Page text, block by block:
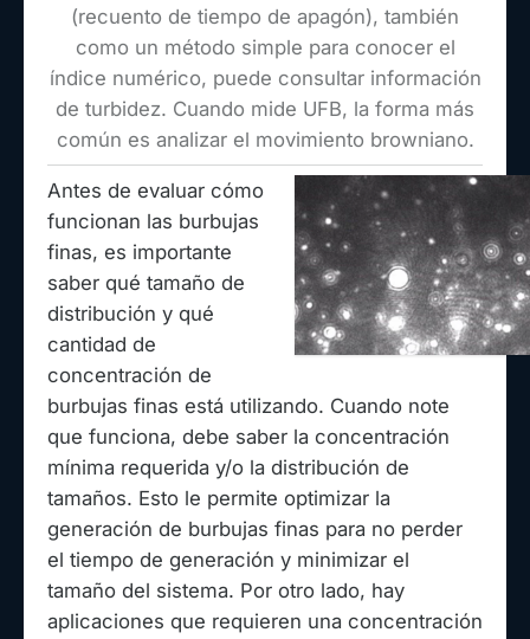
(recuento de tiempo de apagón), también
como un método simple para conocer el
índice numérico, puede consultar información
de turbidez. Cuando mide UFB, la forma más
común es analizar el movimiento browniano.
Antes de evaluar cómo
funcionan las burbujas
finas, es importante
saber qué tamaño de
distribución y qué
cantidad de
concentración de
burbujas finas está utilizando. Cuando note
que funciona, debe saber la concentración
mínima requerida y/o la distribución de
tamaños. Esto le permite optimizar la
generación de burbujas finas para no perder
el tiempo de generación y minimizar el
tamaño del sistema. Por otro lado, hay
aplicaciones que requieren una concentración